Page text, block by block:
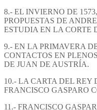
8.- EL INVIERNO DE
PROPUESTAS DE
ESTUDIA EN LA CORTE
9.- EN LA PRIMAVERA
CONTACTOS EN
DE JUAN DE AUSTRÍA.
10.- LA CARTA DEL REY
FRANCISCO GASPARO
11.- FRANCISCO